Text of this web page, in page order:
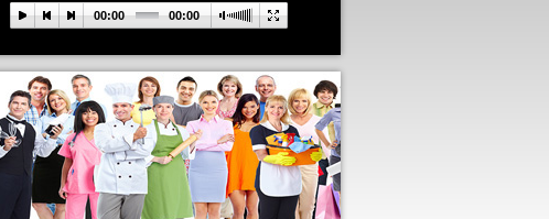
00:00 00:00